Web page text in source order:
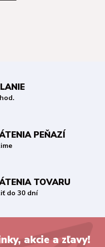
PEŇAZÍ
TOVARU
do 30 dní
akcie a zľavy!